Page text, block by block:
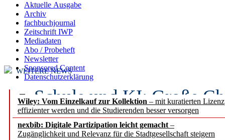
Aktuelle Ausgabe
Archiv
fachbuchjournal
Zeitschrift IWP
Mediadaten
Abo / Probeheft
Newsletter
Sponsored Content
Datenschutzerklärung
Wiley: Vom Einzelkauf zur Kollektion – mit kuratierten
effizienter werden und die Studierenden besser versorgen
nexbib: Digitale Partizipation leicht gemacht –
Zugänglichkeit und Relevanz für die Stadtgesellschaft steigern
WEITERE NEWS
Schule und KI: Große
Voraussetzungen